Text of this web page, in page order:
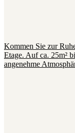
Kommen Sie zur
Etage. Auf ca. 25m²
angenehme